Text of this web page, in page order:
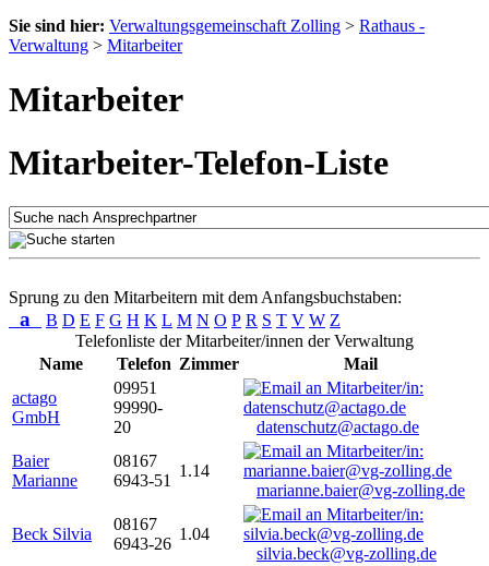
Sie sind hier: Verwaltungsgemeinschaft Zolling > Rathaus -
Verwaltung > Mitarbeiter
Mitarbeiter
Mitarbeiter-Telefon-Liste
Sprung zu den Mitarbeitern mit dem Anfangsbuchstaben:
a B D E F G H K L M N O P R S T V W Z
Telefonliste der Mitarbeiter/innen der Verwaltung
Name
Telefon Zimmer
Mail
actago
GmbH
09951
99990-
20
datenschutz@actago.de
Baier
Marianne
08167
6943-51
1.14
marianne.baier@vg-zolling.de
Beck Silvia
08167
6943-26
1.04
silvia.beck@vg-zolling.de